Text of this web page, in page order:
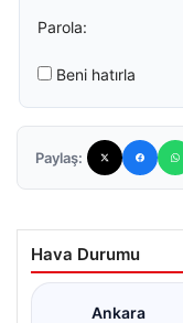
Parola:
Beni hatırla
Paylaş:
Hava Durumu
Ankara